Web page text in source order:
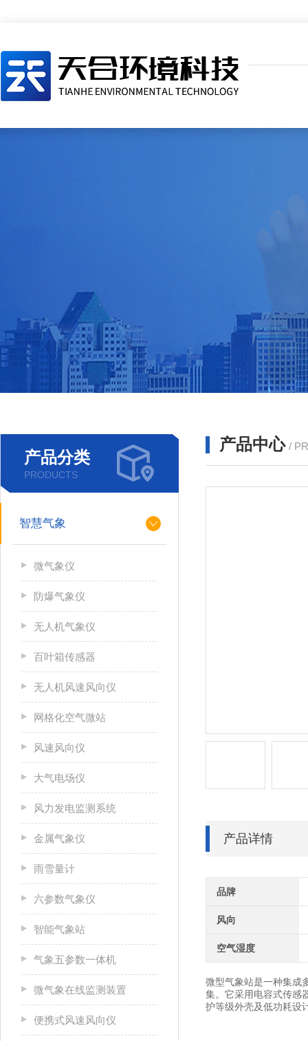
产品分类
PRODUCTS
智慧气象
微气象仪
防爆气象仪
无人机气象仪
百叶箱传感器
无人机风速风向仪
网格化空气微站
风速风向仪
大气电场仪
风力发电监测系统
金属气象仪
雨雪量计
六参数气象仪
智能气象站
气象五参数一体机
微气象在线监测装置
便携式风速风向仪
产品中心 /
产品详情
品牌
风向
空气湿度
微型气象站是一种集成
集。它采用电容式传感
护等级外壳及低功耗设